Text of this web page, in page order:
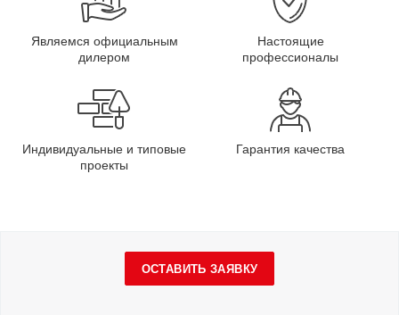
Являемся официальным
дилером
Настоящие
профессионалы
Индивидуальные и типовые
проекты
Гарантия качества
ОСТАВИТЬ ЗАЯВКУ